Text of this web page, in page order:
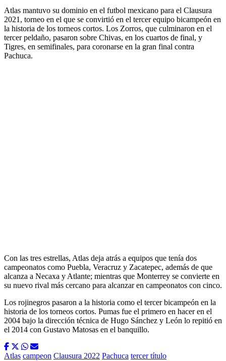
Atlas mantuvo su dominio en el futbol mexicano para el Clausura
2021, torneo en el que se convirtió en el tercer equipo bicampeón en
la historia de los torneos cortos. Los Zorros, que culminaron en el
tercer peldaño, pasaron sobre Chivas, en los cuartos de final, y
Tigres, en semifinales, para coronarse en la gran final contra
Pachuca.
Con las tres estrellas, Atlas deja atrás a equipos que tenía dos
campeonatos como Puebla, Veracruz y Zacatepec, además de que
alcanza a Necaxa y Atlante; mientras que Monterrey se convierte en
su nuevo rival más cercano para alcanzar en campeonatos con cinco.
Los rojinegros pasaron a la historia como el tercer bicampeón en la
historia de los torneos cortos. Pumas fue el primero en hacer en el
2004 bajo la dirección técnica de Hugo Sánchez y León lo repitió en
el 2014 con Gustavo Matosas en el banquillo.
Atlas campeon Clausura 2022 Pachuca tercer título